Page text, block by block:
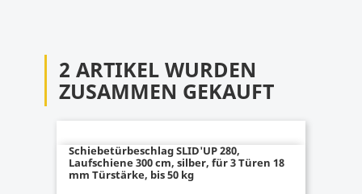
2 ARTIKEL WURDEN
ZUSAMMEN GEKAUFT
Schiebetürbeschlag SLID'UP 280,
Laufschiene 300 cm, silber, für 3 Türen 18
mm Türstärke, bis 50 kg